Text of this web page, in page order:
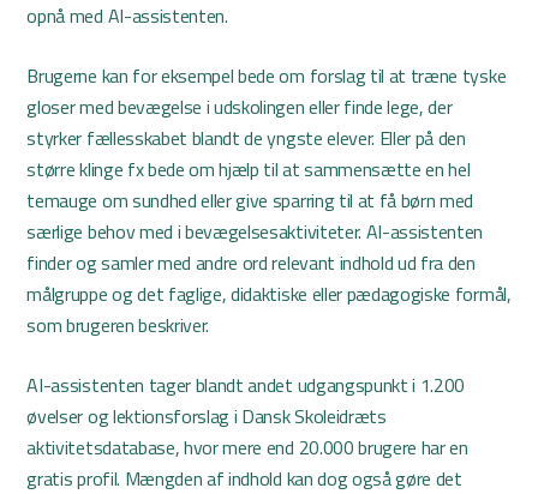
opnå med AI-assistenten.
Brugerne kan for eksempel bede om forslag til at træne tyske
gloser med bevægelse i udskolingen eller finde lege, der
styrker fællesskabet blandt de yngste elever. Eller på den
større klinge fx bede om hjælp til at sammensætte en hel
temauge om sundhed eller give sparring til at få børn med
særlige behov med i bevægelsesaktiviteter. AI-assistenten
finder og samler med andre ord relevant indhold ud fra den
målgruppe og det faglige, didaktiske eller pædagogiske formål,
som brugeren beskriver.
AI-assistenten tager blandt andet udgangspunkt i 1.200
øvelser og lektionsforslag i Dansk Skoleidræts
aktivitetsdatabase, hvor mere end 20.000 brugere har en
gratis profil. Mængden af indhold kan dog også gøre det